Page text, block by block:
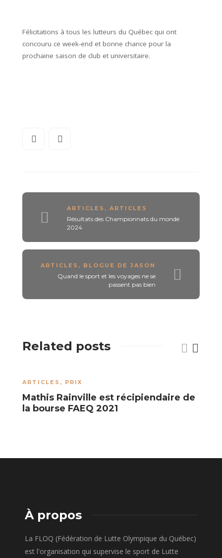
Félicitations à tous les lutteurs du Québec qui ont
concouru ce week-end et bonne chance pour la
prochaine saison de club et universitaire.
ARTICLES , ARTICLES
Résultats des Championnats du monde
2024
ARTICLES , BLOGUE DE JASON
Quand le sport et les voyages ne se
passent pas bien
Related posts
ARTICLES , PRIX
Mathis Rainville est récipiendaire de
la bourse FAEQ 2021
À propos
La FLOQ (Fédération de Lutte Olympique du Québec)
est l'organisation qui supervise le sport de Lutte